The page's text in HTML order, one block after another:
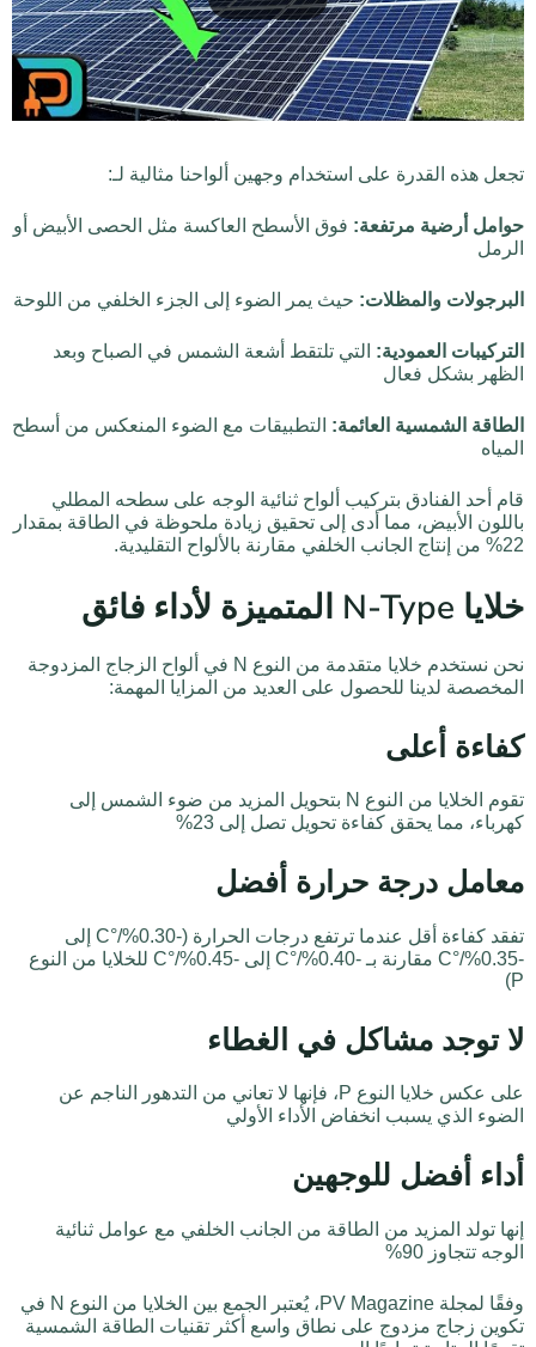
تجعل هذه القدرة على استخدام وجهين ألواحنا مثالية لـ:
حوامل أرضية مرتفعة: فوق الأسطح العاكسة مثل الحصى الأبيض أو
الرمل
البرجولات والمظلات: حيث يمر الضوء إلى الجزء الخلفي من اللوحة
التركيبات العمودية: التي تلتقط أشعة الشمس في الصباح وبعد
الظهر بشكل فعال
الطاقة الشمسية العائمة: التطبيقات مع الضوء المنعكس من أسطح
المياه
قام أحد الفنادق بتركيب ألواح ثنائية الوجه على سطحه المطلي
باللون الأبيض، مما أدى إلى تحقيق زيادة ملحوظة في الطاقة بمقدار
22% من إنتاج الجانب الخلفي مقارنة بالألواح التقليدية.
خلايا N-Type المتميزة لأداء فائق
نحن نستخدم خلايا متقدمة من النوع N في ألواح الزجاج المزدوجة
المخصصة لدينا للحصول على العديد من المزايا المهمة:
كفاءة أعلى
تقوم الخلايا من النوع N بتحويل المزيد من ضوء الشمس إلى
كهرباء، مما يحقق كفاءة تحويل تصل إلى 23%
معامل درجة حرارة أفضل
تفقد كفاءة أقل عندما ترتفع درجات الحرارة (-0.30%/°C إلى
-0.35%/°C مقارنة بـ -0.40%/°C إلى -0.45%/°C للخلايا من النوع
P)
لا توجد مشاكل في الغطاء
على عكس خلايا النوع P، فإنها لا تعاني من التدهور الناجم عن
الضوء الذي يسبب انخفاض الأداء الأولي
أداء أفضل للوجهين
إنها تولد المزيد من الطاقة من الجانب الخلفي مع عوامل ثنائية
الوجه تتجاوز 90%
وفقًا لمجلة PV Magazine، يُعتبر الجمع بين الخلايا من النوع N في
تكوين زجاج مزدوج على نطاق واسع أكثر تقنيات الطاقة الشمسية